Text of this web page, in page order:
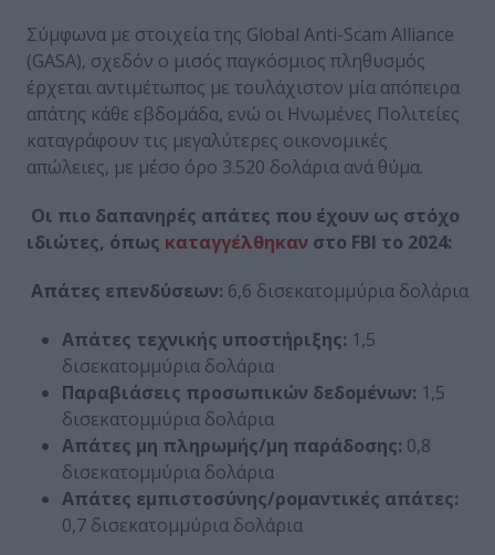
Σύμφωνα με στοιχεία της Global Anti-Scam Alliance
(GASA), σχεδόν ο μισός παγκόσμιος πληθυσμός
έρχεται αντιμέτωπος με τουλάχιστον μία απόπειρα
απάτης κάθε εβδομάδα, ενώ οι Ηνωμένες Πολιτείες
καταγράφουν τις μεγαλύτερες οικονομικές
απώλειες, με μέσο όρο 3.520 δολάρια ανά θύμα.
Οι πιο δαπανηρές απάτες που έχουν ως στόχο
ιδιώτες, όπως καταγγέλθηκαν στο FBI το 2024:
Απάτες επενδύσεων: 6,6 δισεκατομμύρια δολάρια
Απάτες τεχνικής υποστήριξης: 1,5
δισεκατομμύρια δολάρια
Παραβιάσεις προσωπικών δεδομένων: 1,5
δισεκατομμύρια δολάρια
Απάτες μη πληρωμής/μη παράδοσης: 0,8
δισεκατομμύρια δολάρια
Απάτες εμπιστοσύνης/ρομαντικές απάτες:
0,7 δισεκατομμύρια δολάρια